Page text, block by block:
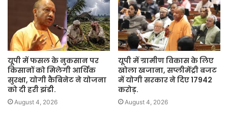
यूपी में फसल के नुकसान पर
किसानों को मिलेगी आर्थिक
सुरक्षा, योगी कैबिनेट ने योजना
को दी हरी झंडी.
August 4, 2026
यूपी में ग्रामीण विकास के लिए
खोला खजाना, सप्लीमेंट्री बजट
में योगी सरकार ने दिए 17942
करोड़.
August 4, 2026